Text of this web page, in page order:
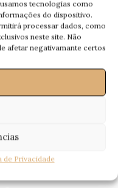
tecnologias como
do dispositivo.
processar dados, como
neste site. Não
afetar negativamante certos
de Privacidade
de 2026 em
Mental,